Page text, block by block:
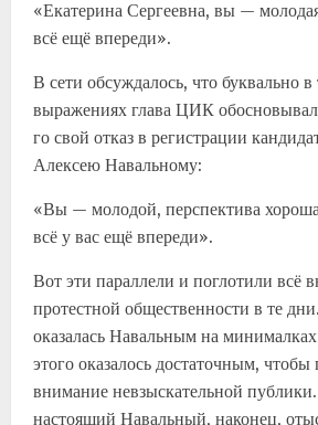
«Екатерина Сергеевна, вы —
всё ещё впереди».
В сети обсуждалось, что буквально
выражениях глава ЦИК
го свой отказ в регистрации
Алексею Навальному:
«Вы — молодой, перспектива
всё у вас ещё впереди».
Вот эти параллели и поглотили всё
протестной общественности в те
оказалась Навальным на
этого оказалось достаточным, чтобы
внимание невзыскательной
настоящий Навальный, наконец,